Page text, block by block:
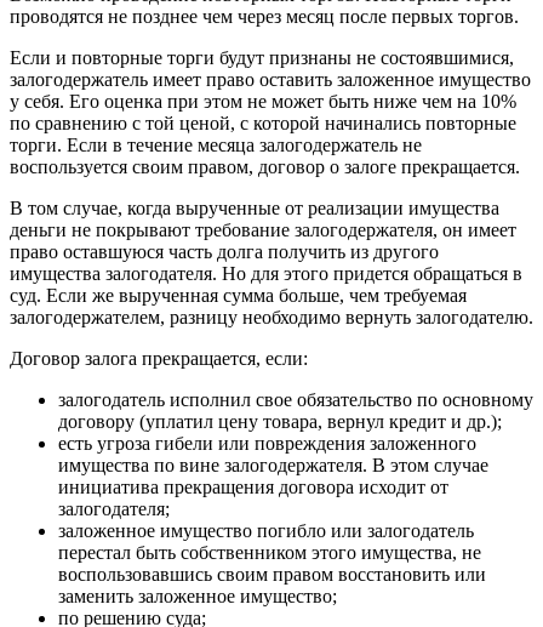
проводятся не позднее чем через месяц после первых торгов.
Если и повторные торги будут признаны не состоявшимися,
залогодержатель имеет право оставить заложенное имущество
у себя. Его оценка при этом не может быть ниже чем на 10%
по сравнению с той ценой, с которой начинались повторные
торги. Если в течение месяца залогодержатель не
воспользуется своим правом, договор о залоге прекращается.
В том случае, когда вырученные от реализации имущества
деньги не покрывают требование залогодержателя, он имеет
право оставшуюся часть долга получить из другого
имущества залогодателя. Но для этого придется обращаться в
суд. Если же вырученная сумма больше, чем требуемая
залогодержателем, разницу необходимо вернуть залогодателю.
Договор залога прекращается, если:
залогодатель исполнил свое обязательство по основному
договору (уплатил цену товара, вернул кредит и др.);
есть угроза гибели или повреждения заложенного
имущества по вине залогодержателя. В этом случае
инициатива прекращения договора исходит от
залогодателя;
заложенное имущество погибло или залогодатель
перестал быть собственником этого имущества, не
воспользовавшись своим правом восстановить или
заменить заложенное имущество;
по решению суда;